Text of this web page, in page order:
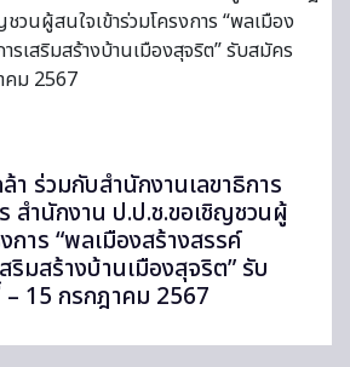
า ร่วมกับสำนักงานเลขาธิการ
สำนักงาน ป.ป.ช.ขอเชิญชวนผู้
การ “พลเมืองสร้างสรรค์
ริมสร้างบ้านเมืองสุจริต” รับ
15 กรกฎาคม 2567